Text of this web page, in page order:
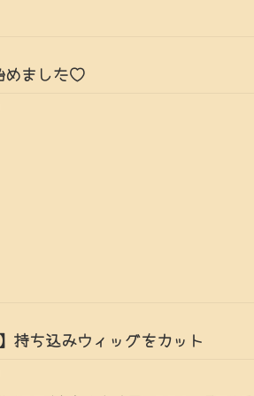
めました♡
持ち込みウィッグをカット